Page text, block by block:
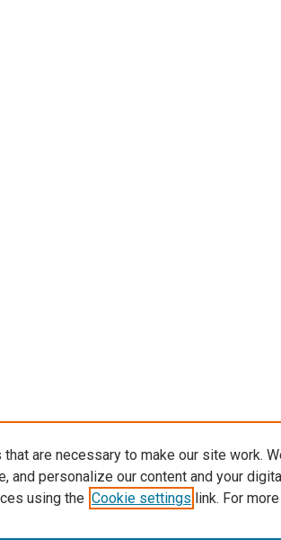
are necessary to make our site work.
and personalize our content and your
using the Cookie settings link. For